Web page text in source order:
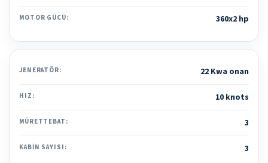
MOTOR GÜCÜ: 360x2 hp
JENERATÖR: 22 Kwa onan
HIZ: 10 knots
MÜRETTEBAT: 3
KABIN SAYISI: 3